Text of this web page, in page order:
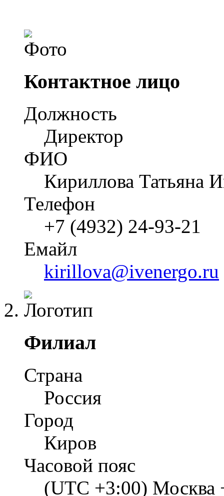
Контактное лицо
Должность
Директор
ФИО
Кириллова Татьяна
Телефон
+7 (4932) 24-93-21
Емайл
kirillova@ivenergo.ru
Филиал
Страна
Россия
Город
Киров
Часовой пояс
(UTC +3:00) Москва